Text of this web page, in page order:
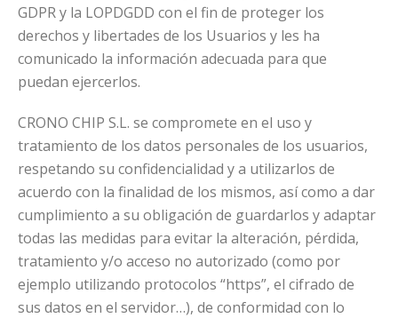
GDPR y la LOPDGDD con el fin de proteger los
derechos y libertades de los Usuarios y les ha
comunicado la información adecuada para que
puedan ejercerlos.
CRONO CHIP S.L. se compromete en el uso y
tratamiento de los datos personales de los usuarios,
respetando su confidencialidad y a utilizarlos de
acuerdo con la finalidad de los mismos, así como a dar
cumplimiento a su obligación de guardarlos y adaptar
todas las medidas para evitar la alteración, pérdida,
tratamiento y/o acceso no autorizado (como por
ejemplo utilizando protocolos “https”, el cifrado de
sus datos en el servidor…), de conformidad con lo